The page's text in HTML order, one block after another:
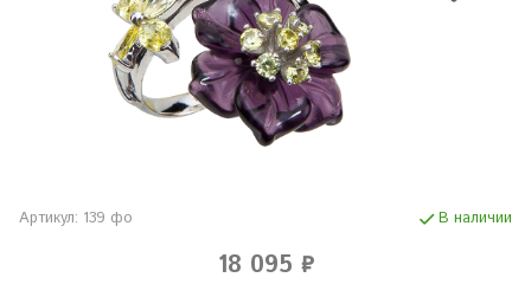
Артикул: 139 фо В наличии
18 095 ₽